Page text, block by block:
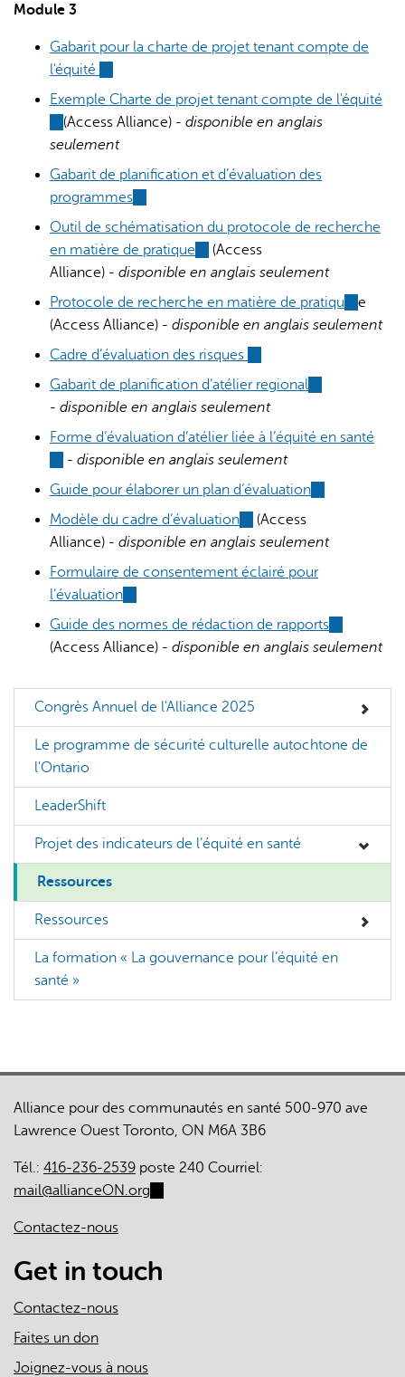
Module 3
Gabarit pour la charte de projet tenant compte de
l'équité
external)
Exemple Charte de projet tenant compte de l'équité
(link
is
external)
(Access Alliance) - disponible en anglais
seulement
Gabarit de planification et d’évaluation des
programmes
is
external)
Outil de schématisation du protocole de recherche
en matière de pratique (link
is
external)
(Access
Alliance) - disponible en anglais seulement
Protocole de recherche en matière de pratiqu (link
is
e
(Access Alliance) - disponible en anglais seulement
Cadre d’évaluation des risques
external)
Gabarit de planification d’atélier regional
external)
- disponible en anglais seulement
Forme d’évaluation d’atélier liée à l’équité en santé
(link
is
- disponible en anglais seulement
Guide pour élaborer un plan d’évaluation
external)
Modèle du cadre d’évaluation (link
is
external)
(Access
Alliance) - disponible en anglais seulement
Formulaire de consentement éclairé pour
l’évaluation
external)
Guide des normes de rédaction de rapports
is
(Access Alliance) - disponible en anglais seulement
Congrès Annuel de l'Alliance 2025
Le programme de sécurité culturelle autochtone de
l'Ontario
LeaderShift
Projet des indicateurs de l’équité en santé
Ressources
Ressources
La formation « La gouvernance pour l’équité en
santé »
Alliance pour des communautés en santé 500-970 ave
Lawrence Ouest Toronto, ON M6A 3B6
Tél.: 416-236-2539 poste 240 Courriel:
mail@allianceON.org
mail)
Contactez-nous
Get in touch
Contactez-nous
Faites un don
Joignez-vous à nous